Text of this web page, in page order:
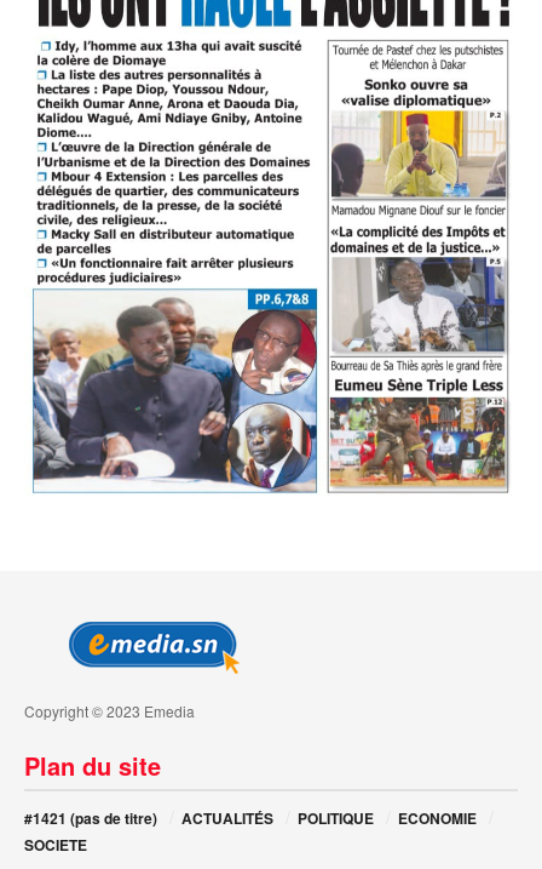
Copyright © 2023 Emedia
Plan du site
#1421 (pas de titre) ACTUALITÉS POLITIQUE
ECONOMIE
SOCIETE